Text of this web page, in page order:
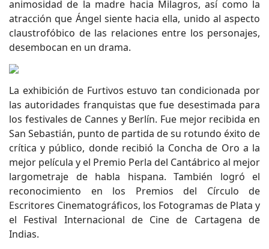
animosidad de la madre hacia Milagros, así como la
atracción que Ángel siente hacia ella, unido al aspecto
claustrofóbico de las relaciones entre los personajes,
desembocan en un drama.
La exhibición de Furtivos estuvo tan condicionada por
las autoridades franquistas que fue desestimada para
los festivales de Cannes y Berlín. Fue mejor recibida en
San Sebastián, punto de partida de su rotundo éxito de
crítica y público, donde recibió la Concha de Oro a la
mejor película y el Premio Perla del Cantábrico al mejor
largometraje de habla hispana. También logró el
reconocimiento en los Premios del Círculo de
Escritores Cinematográficos, los Fotogramas de Plata y
el Festival Internacional de Cine de Cartagena de
Indias.